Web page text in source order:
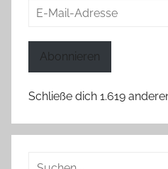
E-
Abonnieren
Schließe dich 1.619
Suchen